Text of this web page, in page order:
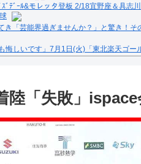
ﾞﾃﾞｰﾙ&モレッタ登板 2/18宜野座＆具志
「芸能界過ぎませんか？」と驚き！そ
悔しいです」7月1日(火)「東北楽天ゴー
陸「失敗」